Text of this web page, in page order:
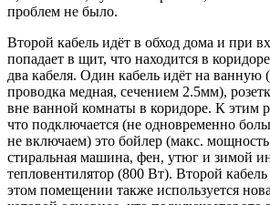
проблем не было.
Второй кабель идёт в обход дома и при
попадает в щит, что находится в
два кабеля. Один кабель идёт на ванную
проводка медная, сечением 2.5мм),
вне ванной комнаты в коридоре. К этим
что подключается (не одновременно
не включаем) это бойлер (макс.
стиральная машина, фен, утюг и зимой
тепловентилятор (800 Вт). Второй
этом помещении также используется